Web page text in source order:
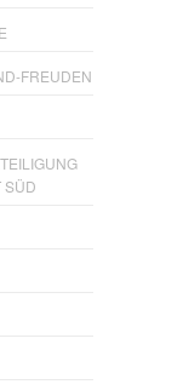
FREUDEN
SÜD